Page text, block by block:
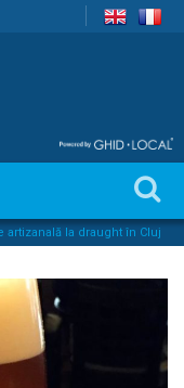
la draught în Cluj